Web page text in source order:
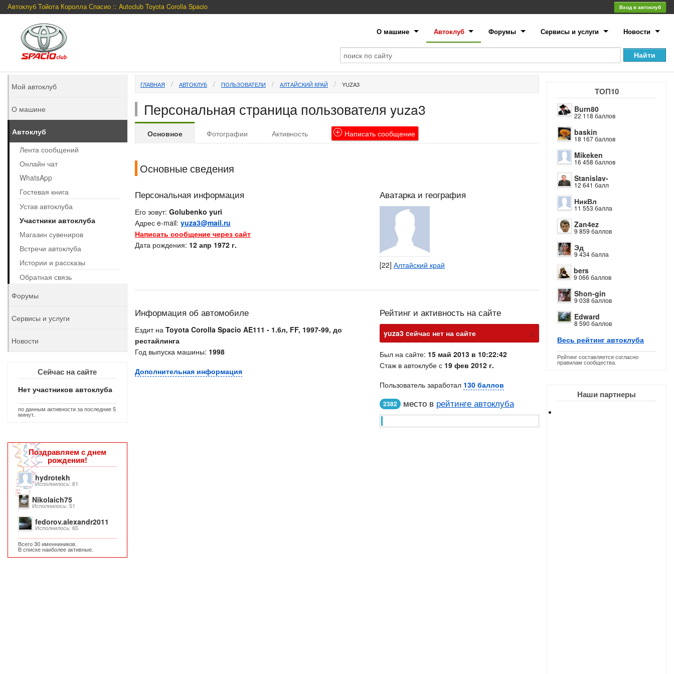
Автоклуб Тойота Королла Спасио :: Autoclub Toyota Corolla Spacio Вход в автоклуб
О машине Автоклуб Форумы Сервисы и услуги Новости
ТОП10
Burn80
22 118 баллов
baskin
18 167 баллов
Mikeken
16 458 баллов
Stanislav-
12 641 балл
НикВл
11 553 балла
Zan4ez
9 859 баллов
Эд
9 434 балла
bers
9 066 баллов
Shon-gin
9 038 баллов
Edward
8 590 баллов
Весь рейтинг автоклуба
Рейтинг составляется согласно
правилам сообщества.
Наши партнеры
ГЛАВНАЯ АВТОКЛУБ ПОЛЬЗОВАТЕЛИ АЛТАЙСКИЙ КРАЙ YUZA3
Персональная страница пользователя yuza3
Основное Фотографии Активность Написатьсообщение
Основные сведения
Персональная информация
Его зовут: Golubenko yuri
Адрес e-mail: yuza3@mail.ru
Написать сообщение через сайт
Дата рождения: 12 апр 1972 г.
Аватарка и география
[22] Алтайский край
Информация об автомобиле
Ездит на Toyota Corolla Spacio AE111 - 1.6л, FF, 1997-99, до
рестайлинга
Год выпуска машины: 1998
Дополнительная информация
Рейтинг и активность на сайте
yuza3 cейчас нет на сайте х
Был на сайте: 15 май 2013 в 10:22:42
Стаж в автоклубе с 19 фев 2012 г.
Пользователь заработал 130 баллов
2382 место в рейтинге автоклуба
Мой автоклуб
О машине
Автоклуб
Лента сообщений
Онлайн чат
WhatsApp
Гостевая книга
Устав автоклуба
Участники автоклуба
Магазин сувениров
Встречи автоклуба
Истории и рассказы
Обратная связь
Форумы
Сервисы и услуги
Новости
Сейчас на сайте
Нет участников автоклуба
по данным активности за последние 5
минут.
Поздравляем с днем
рождения!
hydrotekh
Исполнилось: 61
Nikolaich75
Исполнилось: 51
fedorov.alexandr2011
Исполнилось: 65
Всего 30 именниников.
В списке наиболее активные.